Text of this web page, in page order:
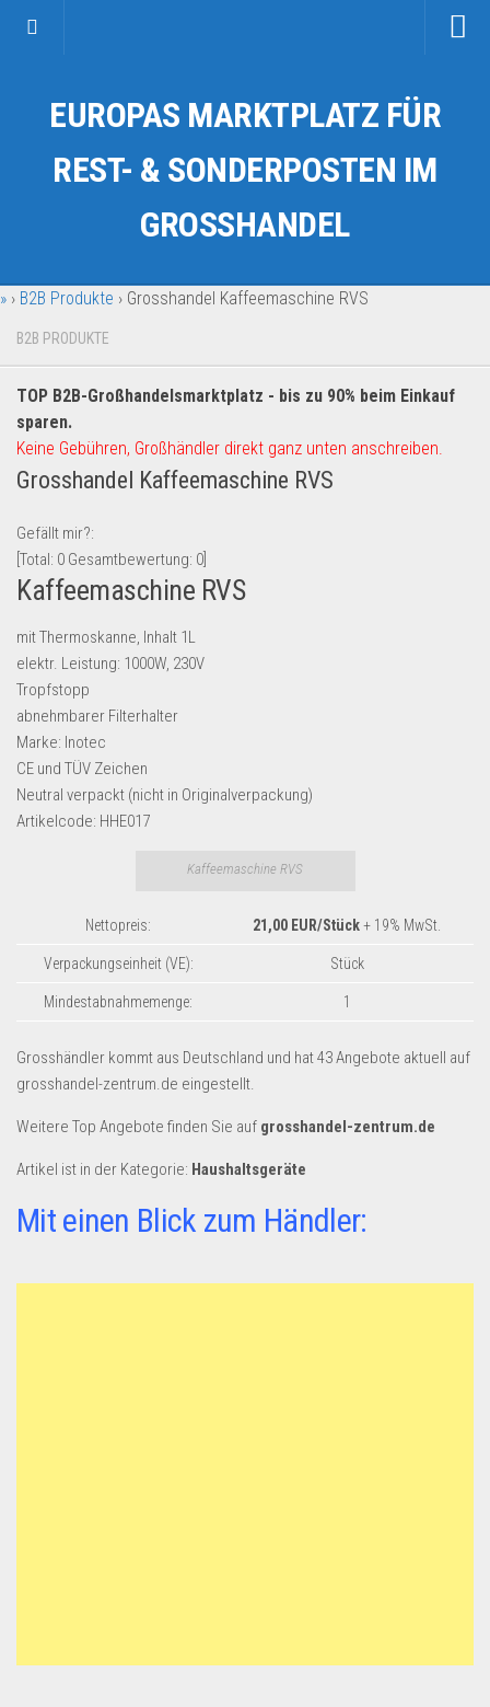
Kategorien
Auto & Motorrad
Fahrzeuge & Transport
Garten & Werkzeug
Geschäft, Büro & Schreibwaren
Geschenkartikel
Handy und Smartphone
Kosmetik & Pflege
Multimedia & Elektro
Münzen
Schuhe & Accessoires
Sport & Freizeit
Uhren & Schmuck
Wohnen & Einrichten
Restposten-Angebote
eBay Restposten kaufen
Grosshandel
Amazon
Aldi
Lidl
Kostenlos verkaufen
EUROPAS MARKTPLATZ FÜR
REST- & SONDERPOSTEN IM
GROSSHANDEL
» › B2B Produkte › Grosshandel Kaffeemaschine RVS
B2B PRODUKTE
TOP B2B-Großhandelsmarktplatz - bis zu 90% beim Einkauf
sparen.
Keine Gebühren, Großhändler direkt ganz unten anschreiben.
Grosshandel Kaffeemaschine RVS
Gefällt mir?:
[Total: 0 Gesamtbewertung: 0
Kaffeemaschine RVS
mit Thermoskanne, Inhalt 1L
elektr. Leistung: 1000W, 230V
Tropfstopp
abnehmbarer Filterhalter
Marke: Inotec
CE und TÜV Zeichen
Neutral verpackt (nicht in Originalverpackung)
Artikelcode: HHE017
Kaffeemaschine RVS
Nettopreis: 21,00 EUR/Stück+ 19% MwSt.
Verpackungseinheit (VE): Stück
Mindestabnahmemenge: 1
Grosshändler kommt aus Deutschland und hat 43 Angebote aktuell auf
grosshandel-zentrum.de eingestellt.
Weitere Top Angebote finden Sie auf grosshandel-zentrum.de
Artikel ist in der Kategorie: Haushaltsgeräte
Mit einen Blick zum Händler: